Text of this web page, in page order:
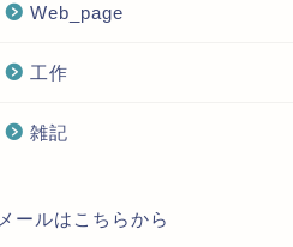
Web_page
工作
雑記
メールはこちらから